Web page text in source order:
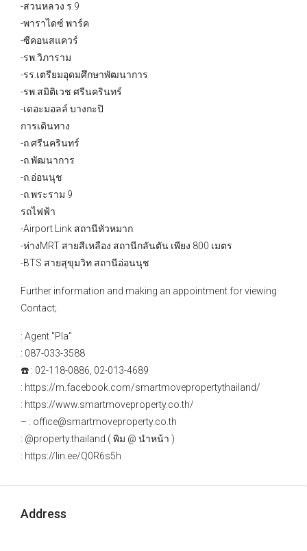
-สวนหลวง ร.9
-พาราไดซ์ พาร์ค
-ซีคอนสแควร์
-รพ.วิภาราม
-รร.เตรียมอุดมศึกษาพัฒนาการ
-รพ.สมิติเวช ศรีนครินทร์
-เดอะมอลล์ บางกะปิ
การเดินทาง
-ถ.ศรีนครินทร์
-ถ.พัฒนาการ
-ถ.อ่อนนุช
-ถ.พระราม 9
รถไฟฟ้า
-Airport Link สถานีหัวหมาก
-ห่างMRT สายสีเหลือง สถานีกลันตัน เพียง 800 เมตร
-BTS สายสุขุมวิท สถานีอ่อนนุช
Further information and making an appointment for viewing
Contact;
: Agent "Pla"
: 087-033-3588
☎️ : 02-118-0886, 02-013-4689
: https://m.facebook.com/smartmovepropertythailand/
: https://www.smartmoveproperty.co.th/
– : office@smartmoveproperty.co.th
: @property.thailand ( พิม @ นำหน้า )
: https://lin.ee/Q0R6s5h
Address